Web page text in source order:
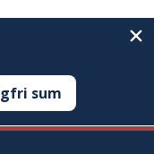
sum